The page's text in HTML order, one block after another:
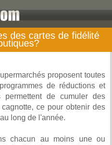
des cartes de fidélité
proposent toutes
de réductions et
permettent de cumuler des
ce pour obtenir des
long de l'année.
chacun au moins une ou